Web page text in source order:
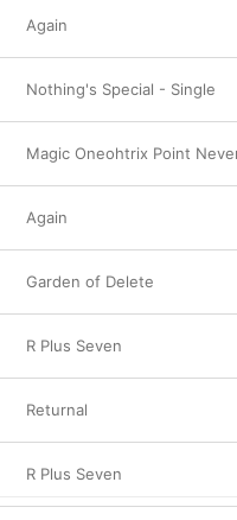
Again
Nothing's Special - Single
Magic Oneohtrix Point
Again
Garden of Delete
R Plus Seven
Returnal
R Plus Seven